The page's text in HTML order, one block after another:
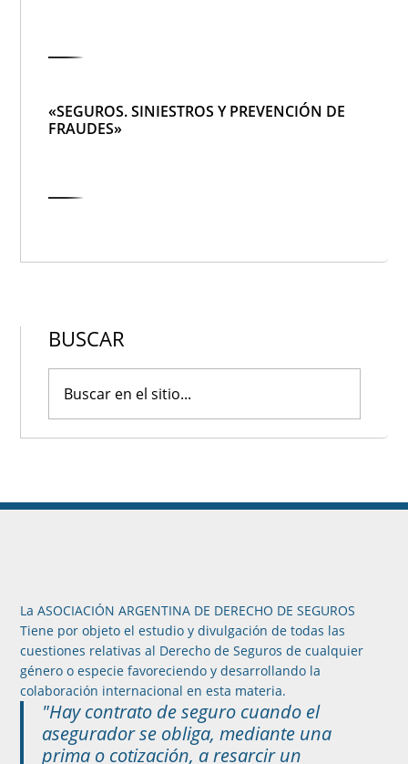
«SEGUROS. SINIESTROS Y PREVENCIÓN DE
FRAUDES»
BUSCAR
La ASOCIACIÓN ARGENTINA DE DERECHO DE SEGUROS
Tiene por objeto el estudio y divulgación de todas las
cuestiones relativas al Derecho de Seguros de cualquier
género o especie favoreciendo y desarrollando la
colaboración internacional en esta materia.
"Hay contrato de seguro cuando el
asegurador se obliga, mediante una
prima o cotización, a resarcir un